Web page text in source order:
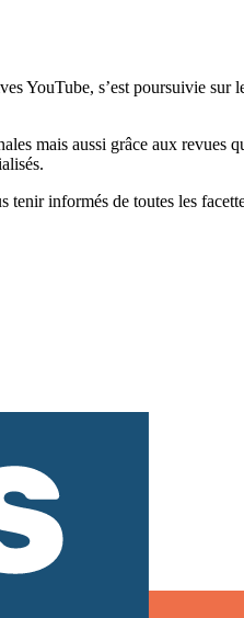
YouTube, s’est poursuivie sur
mais aussi grâce aux revues
informés de toutes les